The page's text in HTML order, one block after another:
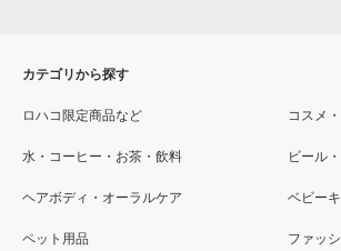
カテゴリから探す
ロハコ限定商品など コスメ
水・コーヒー・お茶・飲料 ビール
ヘアボディ・オーラルケア ベビー
ペット用品 ファッ